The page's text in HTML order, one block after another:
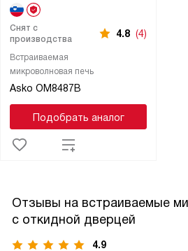
Встраиваемая
микроволновая печь
Asko OM8487B
Снят с
производства
4.8 (4)
Подобрать аналог
Отзывы на встраиваемые
с откидной дверцей
4.9